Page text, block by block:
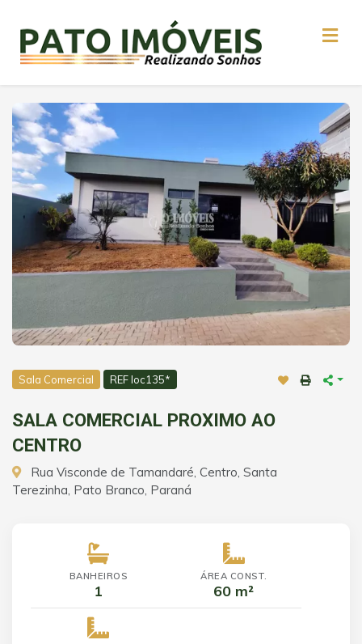
Sala Comercial REF loc135*
SALA COMERCIAL PROXIMO AO
CENTRO
Rua Visconde de Tamandaré, Centro, Santa
Terezinha, Pato Branco, Paraná
BANHEIROS
1
ÁREA CONST.
60 m²